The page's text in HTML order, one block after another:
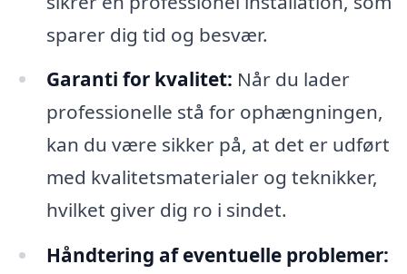
sparer dig tid og besvær.
Garanti for kvalitet: Når du lader
professionelle stå for ophængningen,
kan du være sikker på, at det er udført
med kvalitetsmaterialer og teknikker,
hvilket giver dig ro i sindet.
Håndtering af eventuelle problemer: